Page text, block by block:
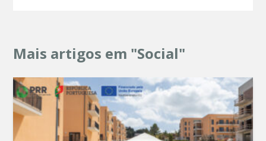
Mais artigos em "Social"